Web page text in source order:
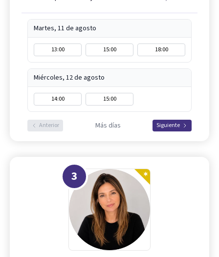
Martes, 11 de agosto
13:00 15:00 18:00
Miércoles, 12 de agosto
14:00 15:00
Anterior Más días Siguiente
3